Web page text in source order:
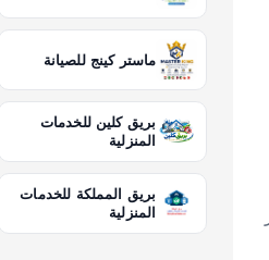
ماستر كينج للصيانة
بريق كلين للخدمات
المنزلية
بريق المملكة للخدمات
المنزلية